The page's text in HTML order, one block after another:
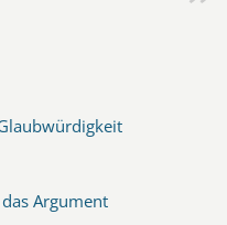
Argument